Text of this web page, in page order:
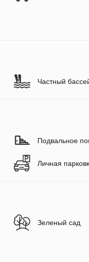
Частный
Подвальное
Личная
Зеленый сад